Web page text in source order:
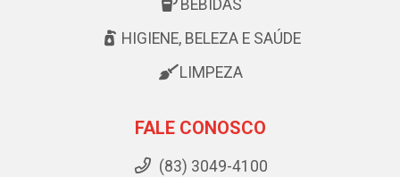
BEBIDAS
HIGIENE, BELEZA E SAÚDE
LIMPEZA
FALE CONOSCO
(83) 3049-4100